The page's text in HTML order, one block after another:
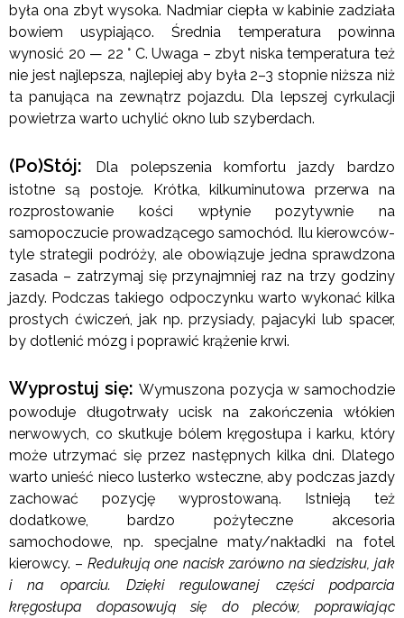
była ona zbyt wysoka. Nadmiar ciepła w kabinie zadziała
bowiem usypiająco. Średnia temperatura powinna
wynosić 20 — 22 ° C. Uwaga – zbyt niska temperatura też
nie jest najlepsza, najlepiej aby była 2–3 stopnie niższa niż
ta panująca na zewnątrz pojazdu. Dla lepszej cyrkulacji
powietrza warto uchylić okno lub szyberdach.
(Po)Stój:
Dla polepszenia komfortu jazdy bardzo
istotne są postoje. Krótka, kilkuminutowa przerwa na
rozprostowanie kości wpłynie pozytywnie na
samopoczucie prowadzącego samochód. Ilu kierowców-
tyle strategii podróży, ale obowiązuje jedna sprawdzona
zasada – zatrzymaj się przynajmniej raz na trzy godziny
jazdy. Podczas takiego odpoczynku warto wykonać kilka
prostych ćwiczeń, jak np. przysiady, pajacyki lub spacer,
by dotlenić mózg i poprawić krążenie krwi.
Wyprostuj się:Wymuszona pozycja w samochodzie
powoduje długotrwały ucisk na zakończenia włókien
nerwowych, co skutkuje bólem kręgosłupa i karku, który
może utrzymać się przez następnych kilka dni. Dlatego
warto unieść nieco lusterko wsteczne, aby podczas jazdy
zachować pozycję wyprostowaną. Istnieją też
dodatkowe, bardzo pożyteczne akcesoria
samochodowe, np. specjalne maty/nakładki na fotel
kierowcy. – Redukują one nacisk zarówno na siedzisku, jak
i na oparciu. Dzięki regulowanej części podparcia
kręgosłupa dopasowują się do pleców, poprawiając